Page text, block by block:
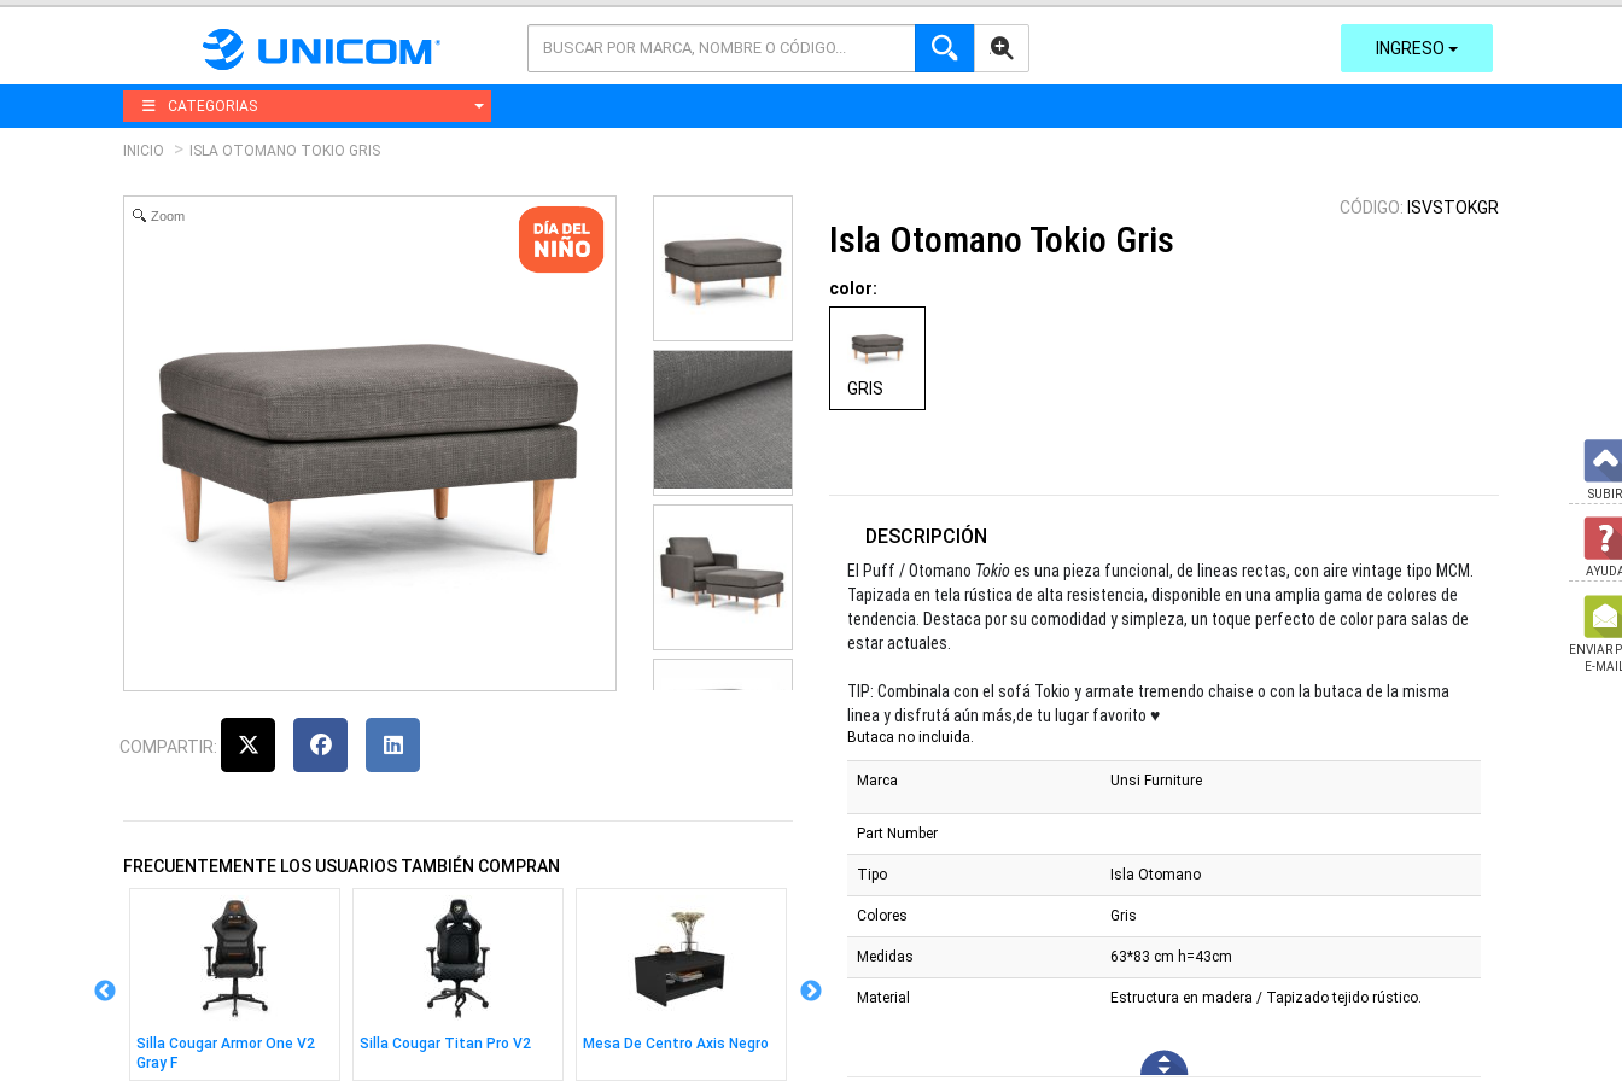
AVANZADA INGRESO
CATEGORIAS
INICIO ISLA OTOMANO TOKIO GRIS
Zoom
COMPARTIR:
FRECUENTEMENTE LOS USUARIOS TAMBIÉN COMPRAN
Silla Cougar Armor One V2
Gray F
Silla Cougar Titan Pro V2 Mesa De Centro Axis Negro
CÓDIGO: ISVSTOKGR
Isla Otomano Tokio Gris
color:
GRIS
DESCRIPCIÓN
El Puff / Otomano Tokioes una pieza funcional, de lineas rectas, con aire vintage tipo MCM.
Tapizada en tela rústica de alta resistencia, disponible en una amplia gama de colores de
tendencia. Destaca por su comodidad y simpleza, un toque perfecto de color para salas de
estar actuales.
TIP: Combinala con el sofá Tokio y armate tremendo chaise o con la butaca de la misma
linea y disfrutá aún más,de tu lugar favorito ♥
Butaca no incluida.
Marca Unsi Furniture
Part Number
Tipo Isla Otomano
Colores Gris
Medidas 63*83 cm h=43cm
Material Estructura en madera / Tapizado tejido rústico.
SUBIR
ENVIAR
E-